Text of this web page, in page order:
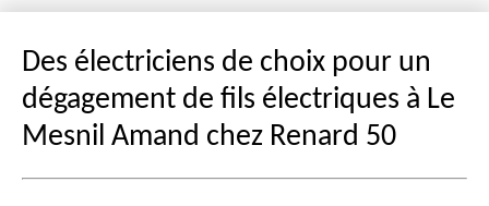
Des électriciens de choix pour un
dégagement de fils électriques à Le
Mesnil Amand chez Renard 50